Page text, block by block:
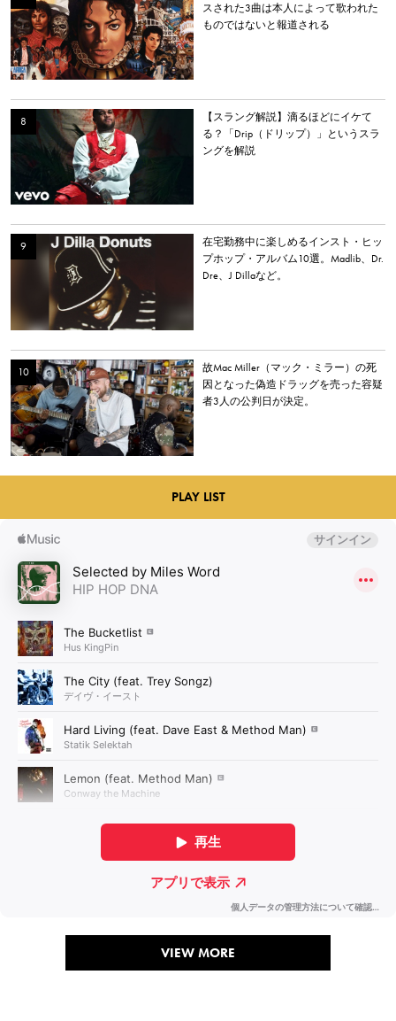
スされた3曲は本人によって歌われた
ものではないと報道される
【スラング解説】滴るほどにイケて
る？「Drip（ドリップ）」というスラ
ングを解説
在宅勤務中に楽しめるインスト・ヒッ
プホップ・アルバム10選。Madlib、Dr.
Dre、J Dillaなど。
故Mac Miller（マック・ミラー）の死
因となった偽造ドラッグを売った容疑
者3人の公判日が決定。
PLAY LIST
VIEW MORE